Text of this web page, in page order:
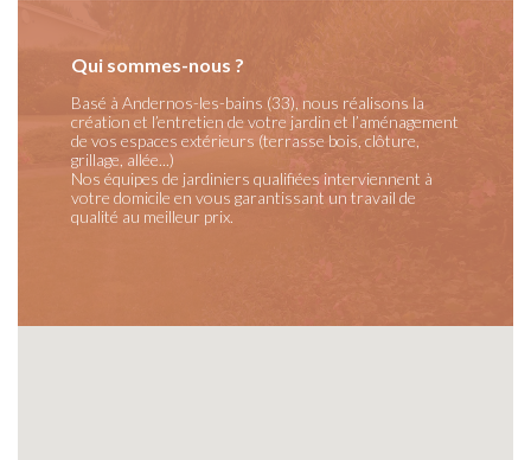
Qui sommes-nous ?
Basé à Andernos-les-bains (33), nous réalisons la
création et l’entretien de votre jardin et l’aménagement
de vos espaces extérieurs (terrasse bois, clôture,
grillage, allée...)
Nos équipes de jardiniers qualifiées interviennent à
votre domicile en vous garantissant un travail de
qualité au meilleur prix.